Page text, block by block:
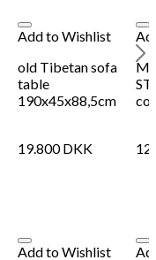
Add to Wishlist
old Tibetan sofa
table
190x45x88,5cm
19.800DKK
Add to Wishlist